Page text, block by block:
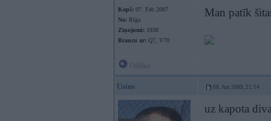
Kopš: 07. Feb 2007
No: Rīga
Ziņojumi: 1938
Braucu ar: Q7, V70
Man patīk
Usins 08. Jun 2009, 21:14
uz kapota